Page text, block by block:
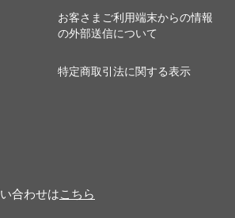
お客さまご利用端末からの情報
の外部送信について
特定商取引法に関する表示
合わせはこちら